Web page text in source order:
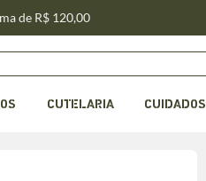
de R$ 120,00
CUTELARIA CUIDADOS